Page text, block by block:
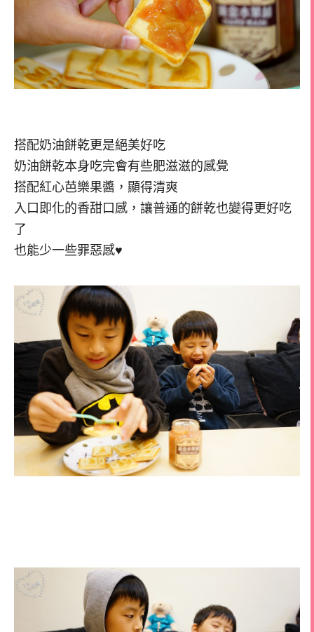
搭配奶油餅乾更是絕美好吃
奶油餅乾本身吃完會有些肥滋滋的感覺
搭配紅心芭樂果醬，顯得清爽
入口即化的香甜口感，讓普通的餅乾也變得更好吃
了
也能少一些罪惡感♥